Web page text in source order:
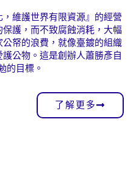
維護世界有限資源』的經營
護，而不致腐蝕消耗，大幅
帑的浪費，就像臺鍍的組織
公物。這是創辦人蕭勝彥自
的目標。
了解更多